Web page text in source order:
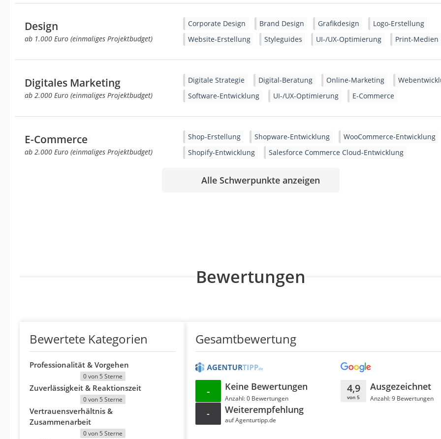
Design
ab 1.000 Euro (einmaliges Projektbudget)
Corporate Design Brand Design Grafikdesign
Logo-Erstellung
Website-Erstellung
Styleguides UI-/UX-Optimierung Print-Medien
Digitales Marketing
ab 2.000 Euro (einmaliges Projektbudget)
Digitale Strategie Digital-Beratung Online-Marketing
Software-Entwicklung
UI-/UX-Optimierung E-Commerce
E-Commerce
ab 2.000 Euro (einmaliges Projektbudget)
Shop-Erstellung Shopware-Entwicklung
WooCommerce-Entwicklung
Shopify-Entwicklung
Salesforce Commerce Cloud-Entwicklung
Alle Schwerpunkte anzeigen
Bewertungen
Bewertete Kategorien
Professionalität & Vorgehen
0 von 5 Sterne
Zuverlässigkeit & Reaktionszeit
0 von 5 Sterne
Vertrauensverhältnis &
Zusammenarbeit
0 von 5 Sterne
Gesamtbewertung
- Keine Bewertungen
Anzahl: 0 Bewertungen
- Weiterempfehlung
auf Agenturtipp.de
4,9
von 5
Ausgezeichnet
Anzahl: 9 Bewertungen